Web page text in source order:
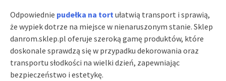
Odpowiednie pudełka na tort ułatwią transport i sprawią,
że wypiek dotrze na miejsce w nienaruszonym stanie. Sklep
danrom.sklep.pl oferuje szeroką gamę produktów, które
doskonale sprawdzą się w przypadku dekorowania oraz
transportu słodkości na wielki dzień, zapewniając
bezpieczeństwo i estetykę.